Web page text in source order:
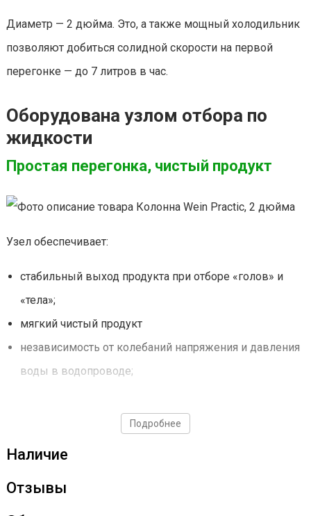
Диаметр — 2 дюйма. Это, а также мощный холодильник
позволяют добиться солидной скорости на первой
перегонке — до 7 литров в час.
Оборудована узлом отбора по
жидкости
Простая перегонка, чистый продукт
Узел обеспечивает:
стабильный выход продукта при отборе «голов» и
«тела»;
мягкий чистый продукт
независимость от колебаний напряжения и давления
воды в водопроводе;
Капельник в комплекте
управлять скоростью перегонки
Подробнее
Наличие
Отзывы